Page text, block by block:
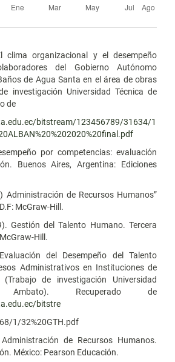
clima organizacional y el desempeño
del Gobierno Autónomo
de Agua Santa en el área de obras
investigación Universidad Técnica de
de
bitstream/123456789/31634/1
por competencias: evaluación
Buenos Aires, Argentina: Ediciones
Administración de Recursos Humanos”
McGraw-Hill.
Gestión del Talento Humano. Tercera
Hill.
del Desempeño del Talento
Administrativos en Instituciones de
(Trabajo de investigación Universidad
Recuperado de
bitstre
1/32%20GTH.pdf
de Recursos Humanos.
México: Pearson Educación.